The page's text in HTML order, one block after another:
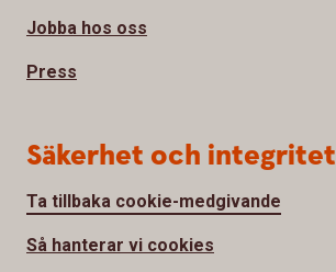
Jobba hos oss
Press
Säkerhet och integritet
Ta tillbaka cookie-medgivande
Så hanterar vi cookies